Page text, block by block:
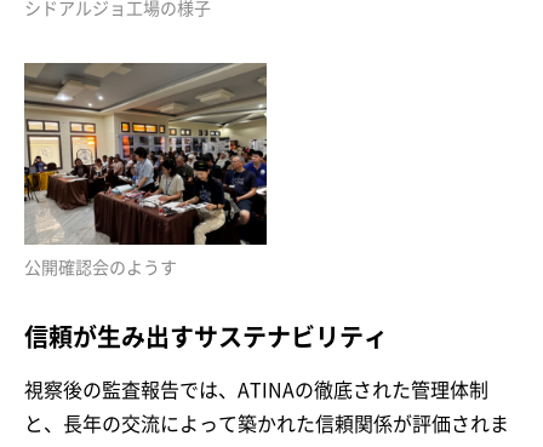
シドアルジョ工場の様子
公開確認会のようす
信頼が生み出すサステナビリティ
視察後の監査報告では、ATINAの徹底された管理体制
と、長年の交流によって築かれた信頼関係が評価されま